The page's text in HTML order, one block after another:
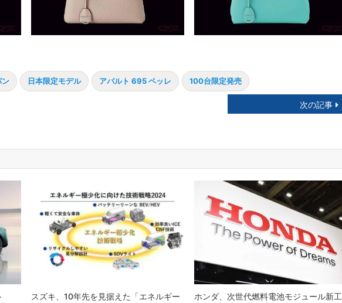
ン 日本限定モデル アバルト 695 ペッレ 100台限定発売
次の記事
スズキ、10年先を見据えた「エネルギー
ホンダ、次世代燃料電池モジュール新工